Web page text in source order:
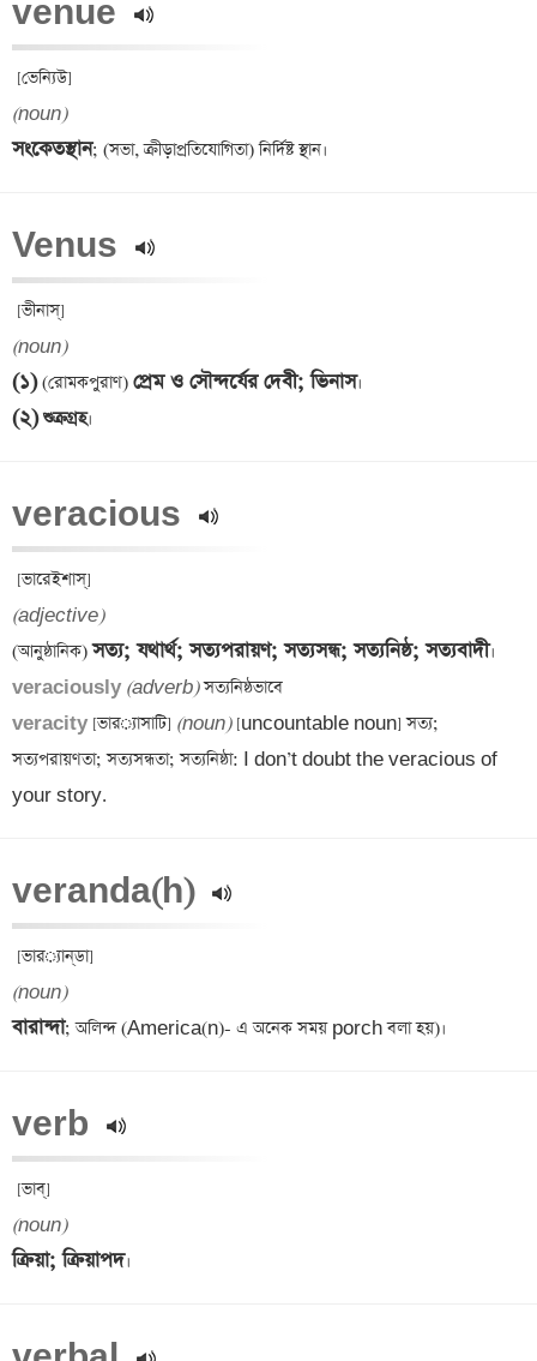
venue
(noun)
সংকেতস্থান
Venus
(noun)
(১) (রোমকপুরাণ) প্রেম ও সৌন্দর্যের দেবী; ভিনাস
(২) শুক্রগ্রহ
veracious
(adjective)
(আনুষ্ঠানিক) সত্য; যথার্থ; সত্যপরায়ণ; সত্যসন্ধ; সত্যনিষ্ঠ; সত্যবাদী
veraciously (adverb)
veracity
[ভার‌্যাসাটি] (noun) [uncountable noun] সত্য;
সত্যপরায়ণতা; সত্যসন্ধতা; সত্যনিষ্ঠা: I don’t doubt the veracious of
your story.
veranda(h)
(noun)
বারান্দা
verb
(noun)
ক্রিয়া; ক্রিয়াপদ